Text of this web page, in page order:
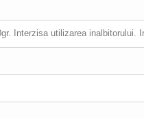
Interzisa utilizarea inalbitorului.